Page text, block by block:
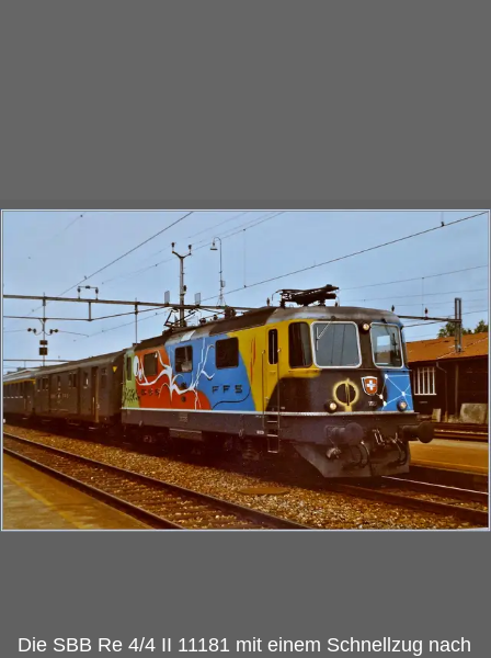
Die SBB Re 4/4 II 11181 mit einem Schnellzug nach